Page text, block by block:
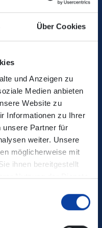
Über Cookies
und Anzeigen zu
Medien anbieten
Website zu
Informationen zu Ihrer
unsere Partner für
weiter. Unsere
möglicherweise mit
ihnen bereitgestellt
Nutzung der Dienste
und Paris
Kosten!